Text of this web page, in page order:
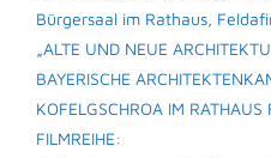
Bürgersaal im Rathaus,
„ALTE UND NEUE
BAYERISCHE
KOFELGSCHROA IM RATHAUS
FILMREIHE: